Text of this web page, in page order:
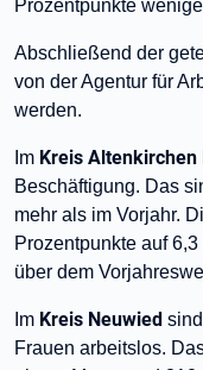
Prozentpunkte
Abschließend der
von der Agentur für
werden.
Im Kreis Altenkirchen
Beschäftigung. Das
mehr als im Vorjahr.
Prozentpunkte auf
über dem
Im Kreis Neuwied
Frauen arbeitslos.